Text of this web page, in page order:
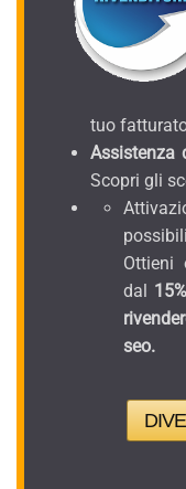
tuo
Assistenza
Scopri gli
Ottieni
dal 15%
seo.